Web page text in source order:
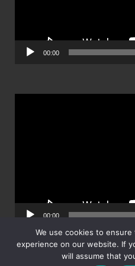
00:00
00:00
We use cookies to
experience on our website. If
will assume that